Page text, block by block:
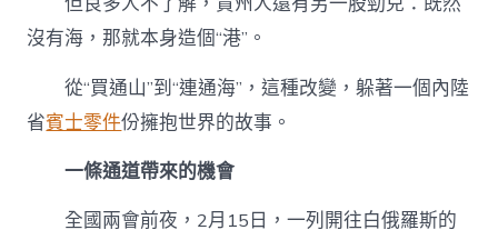
沒有海，那就本身造個“港”。
從“買通山”到“連通海”，這種改變，躲著一個內陸
省賓士零件份擁抱世界的故事。
一條通道帶來的機會
全國兩會前夜，2月15日，一列開往白俄羅斯的